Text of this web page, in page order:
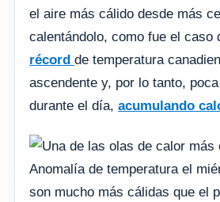
el aire más cálido desde más
calentándolo, como fue el caso
récord de temperatura
ascendente y, por lo tanto,
durante el día, acumulando
Anomalía de temperatura el
son mucho más cálidas que el